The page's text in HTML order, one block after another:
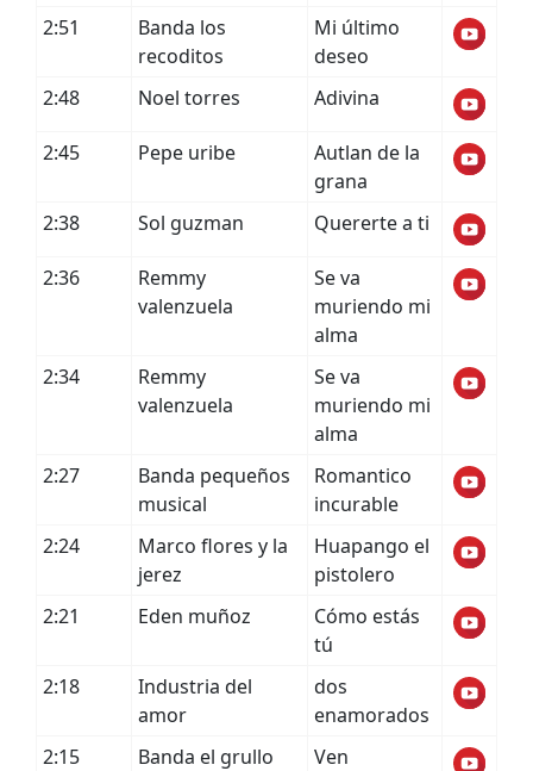
2:51
Banda los
recoditos
Mi último
deseo
2:48
Noel torres Adivina
2:45 Pepe uribe
Autlan de la
grana
2:38
Sol guzman Quererte a ti
2:36
Remmy
valenzuela
Se va
muriendo mi
alma
2:34
Remmy
valenzuela
Se va
muriendo mi
alma
2:27
Banda pequeños
musical
Romantico
incurable
2:24
Marco flores y la
jerez
Huapango el
pistolero
2:21
Eden muñoz
Cómo estás
tú
2:18
Industria del
amor
dos
enamorados
2:15
Banda el grullo Ven